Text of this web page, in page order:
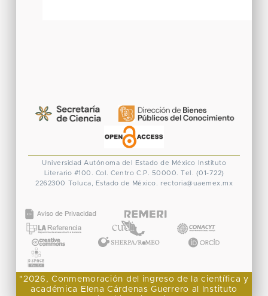
Universidad Autónoma del Estado de México
Instituto
Literario #100. Col. Centro C.P. 50000. Tel. (01-722)
2262300 Toluca, Estado de México. rectoria@uaemex.mx
"2026, Conmemoración del ingreso de la científica y
académica Elena Cárdenas Guerrero al Instituto